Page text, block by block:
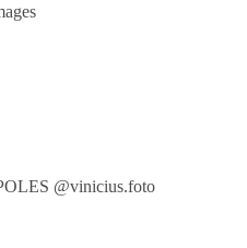
@vinicius.foto